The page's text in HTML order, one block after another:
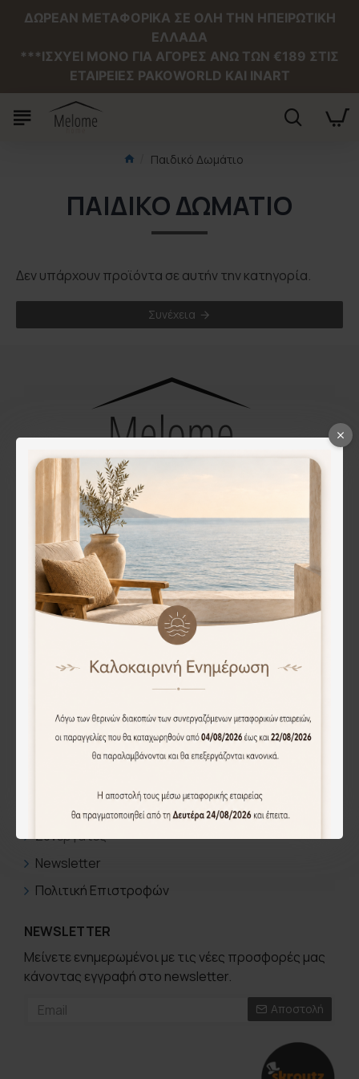
ΔΩΡΕΑΝ ΜΕΤΑΦΟΡΙΚΑ ΣΕ ΟΛΗ ΤΗΝ ΗΠΕΙΡΩΤΙΚΗ
ΕΛΛΑΔΑ
***ΙΣΧΥΕΙ MONO ΓΙΑ ΑΓΟΡΕΣ ΑΝΩ ΤΩΝ €189 ΣΤΙΣ
ΕΤΑΙΡΕΙΕΣ PAKOWORLD ΚΑΙ INART
Παιδικό Δωμάτιο
ΠΑΙΔΙΚΌ ΔΩΜΆΤΙΟ
Δεν υπάρχουν προϊόντα σε αυτήν την κατηγορία.
Συνέχεια
ΕΞΥΠΗΡΈΤΗΣΗ ΠΕΛΑΤΏΝ
Επικοινωνία
Επιστροφές
Χάρτης Ιστότοπου
Εταιρείες
Πολιτική Απορρήτου
Όροι Χρήσης
ΛΟΓΑΡΙΑΣΜΟΣ
Ιστορικό Παραγγελιών
Συνεργάτες
Newsletter
Πολιτική Επιστροφών
NEWSLETTER
Μείνετε ενημερωμένοι με τις νέες προσφορές μας
κάνοντας εγγραφή στο newsletter.
Αποστολή